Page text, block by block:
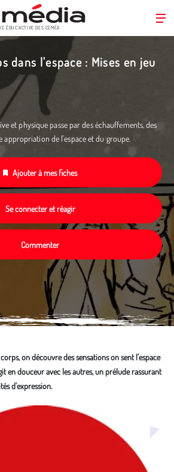
ÉDUC’ACTIVE DES CEMÉA
dans l'espace : Mises en jeu
et physique passe par des échauffements, des
appropriation de l'espace et du groupe.
Ajouter à mes fiches
Se connecter et réagir
Commenter
on découvre des sensations on sent l'espace
en douceur avec les autres, un prélude rassurant
d'expression.